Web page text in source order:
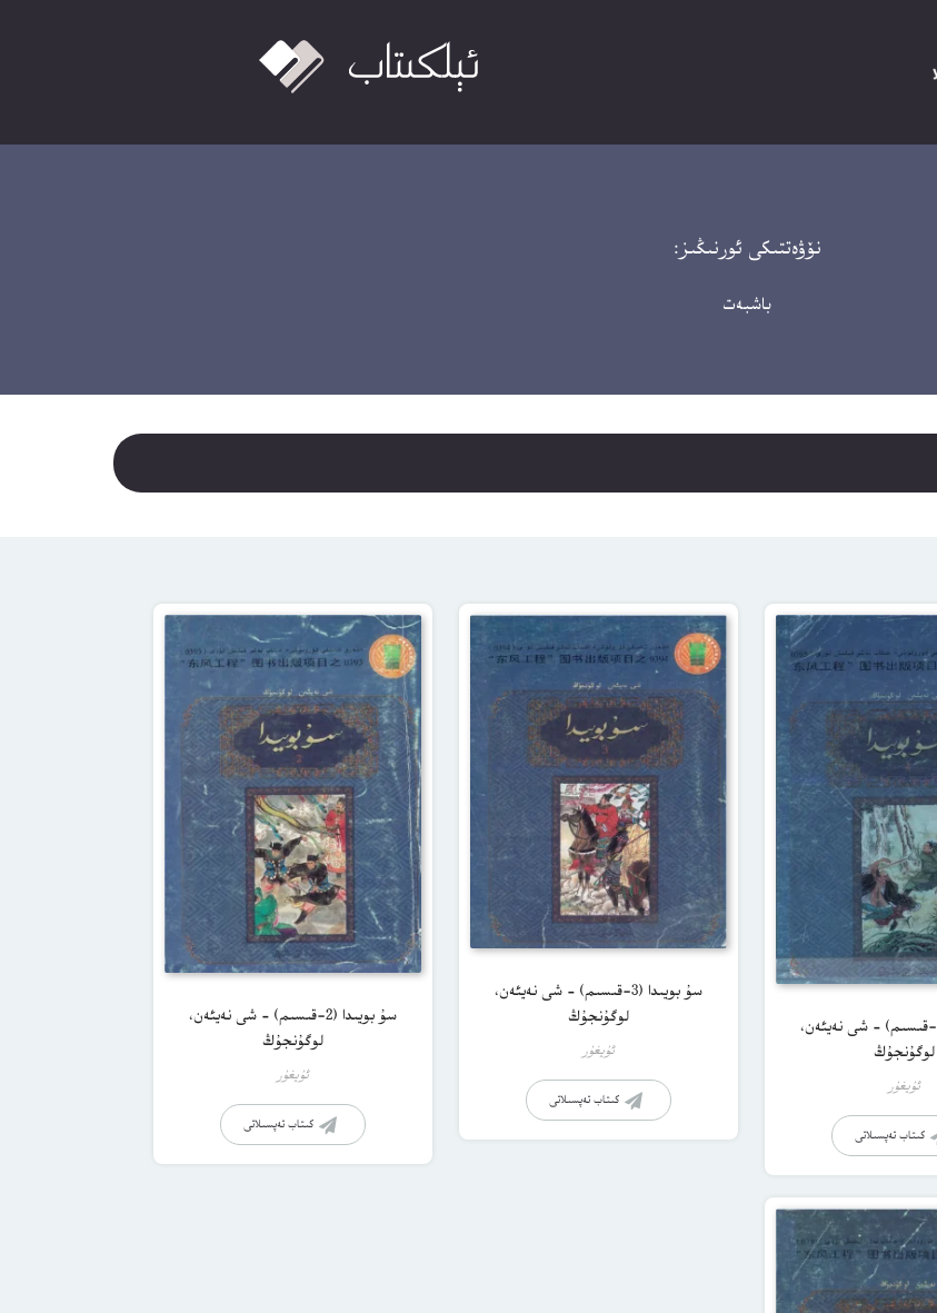
نۆۋەتتىكى ئورنىڭىز:
باشبەت
سۇ بويىدا (4-قىسىم) – شى نەيئەن،
لوگۇنجۇڭ
ئۇيغۇر
كىتاب تەپسىلاتى
سۇ بويىدا (3-قىسىم) – شى نەيئەن،
لوگۇنجۇڭ
ئۇيغۇر
كىتاب تەپسىلاتى
سۇ بويىدا (2-قىسىم) – شى نەيئەن،
لوگۇنجۇڭ
ئۇيغۇر
كىتاب تەپسىلاتى